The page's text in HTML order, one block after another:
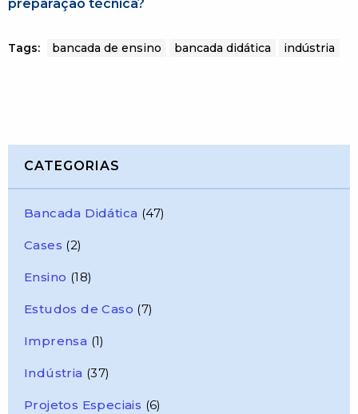
preparação técnica?
Tags: bancada de ensino bancada didática indústria
CATEGORIAS
Bancada Didática (47)
Cases (2)
Ensino (18)
Estudos de Caso (7)
Imprensa (1)
Indústria (37)
Projetos Especiais (6)